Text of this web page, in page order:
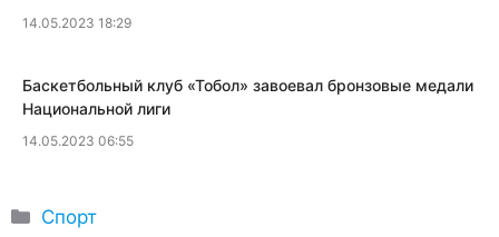
14.05.2023 18:29
Баскетбольный клуб «Тобол» завоевал бронзовые медали
Национальной лиги
14.05.2023 06:55
Рубрики
Спорт